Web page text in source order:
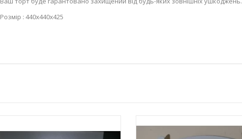
Розмір : 440х440х425